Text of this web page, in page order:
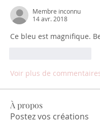
Membre inconnu
14 avr. 2018
Ce bleu est magnifique.
Voir plus de
À propos
Postez vos créations